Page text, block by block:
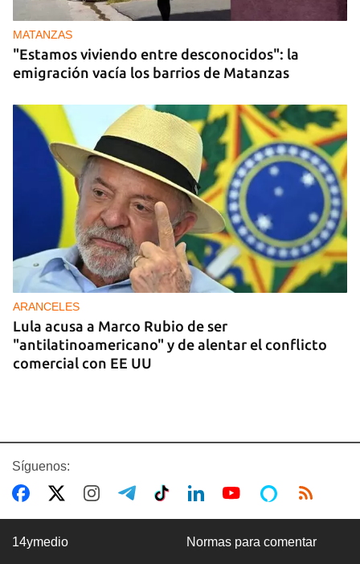
MATANZAS
"Estamos viviendo entre desconocidos": la
emigración vacía los barrios de Matanzas
ARANCELES
Lula acusa a Marco Rubio de ser
"antilatinoamericano" y de alentar el conflicto
comercial con EE UU
Síguenos:
14ymedio Normas para comentar